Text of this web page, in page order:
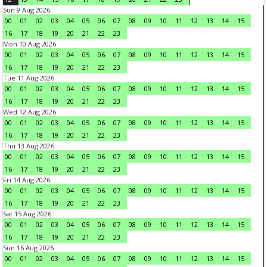
Sun 9 Aug 2026
00
01 02 03 04 05 06 07 08 09 10 11 12 13 14
15
16
17 18 19 20 21 22
23
Mon 10 Aug 2026
00
01 02 03 04 05 06 07 08 09 10 11 12 13 14
15
16
17 18 19 20 21 22
23
Tue 11 Aug 2026
00
01 02 03 04 05 06 07 08 09 10 11 12 13 14
15
16
17 18 19 20 21 22
23
Wed 12 Aug 2026
00
01 02 03 04 05 06 07 08 09 10 11 12 13 14
15
16
17 18 19 20 21 22
23
Thu 13 Aug 2026
00
01 02 03 04 05 06 07 08 09 10 11 12 13 14
15
16
17 18 19 20 21 22
23
Fri 14 Aug 2026
00
01 02 03 04 05 06 07 08 09 10 11 12 13 14
15
16
17 18 19 20 21 22
23
Sat 15 Aug 2026
00
01 02 03 04 05 06 07 08 09 10 11 12 13 14
15
16
17 18 19 20 21 22
23
Sun 16 Aug 2026
00
01 02 03 04 05 06 07 08 09 10 11 12 13 14
15